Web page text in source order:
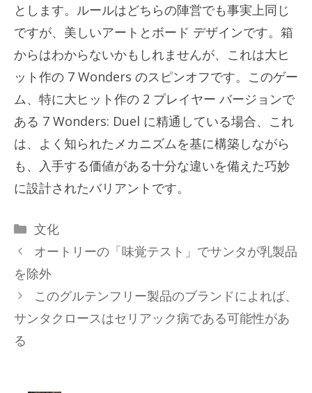
とします。ルールはどちらの陣営でも事実上同じ
ですが、美しいアートとボード デザインです。箱
からはわからないかもしれませんが、これは大ヒ
ット作の 7 Wonders のスピンオフです。このゲー
ム、特に大ヒット作の 2 プレイヤー バージョンで
ある 7 Wonders: Duel に精通している場合、これ
は、よく知られたメカニズムを基に構築しながら
も、入手する価値がある十分な違いを備えた巧妙
に設計されたバリアントです。
カ
テ
リ
ー
文化
オートリーの「味覚テスト」でサンタが乳製品
を除外
このグルテンフリー製品のブランドによれば、
サンタクロースはセリアック病である可能性があ
る